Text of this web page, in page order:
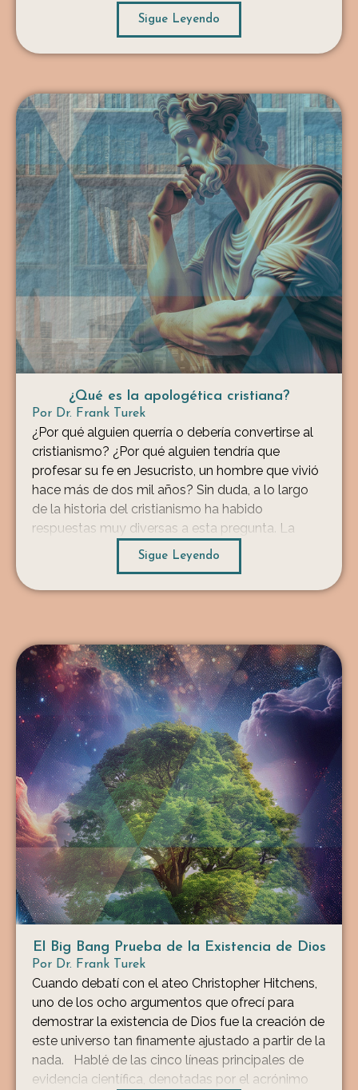
mal? La gente miente para quedar bien
(especialmente los políticos), […]
...
Sigue Leyendo
¿Qué es la apologética cristiana?
Por Dr. Frank Turek
¿Por qué alguien querría o debería convertirse al
cristianismo? ¿Por qué alguien tendría que
profesar su fe en Jesucristo, un hombre que vivió
hace más de dos mil años? Sin duda, a lo largo
de la historia del cristianismo ha habido
respuestas muy diversas a esta pregunta. La
apologética cristiana es tanto la ciencia como […]
Sigue Leyendo
El Big Bang Prueba de la Existencia de Dios
Por Dr. Frank Turek
Cuando debatí con el ateo Christopher Hitchens,
uno de los ocho argumentos que ofrecí para
demostrar la existencia de Dios fue la creación de
este universo tan finamente ajustado a partir de la
nada. Hablé de las cinco líneas principales de
evidencia científica, denotadas por el acrónimo